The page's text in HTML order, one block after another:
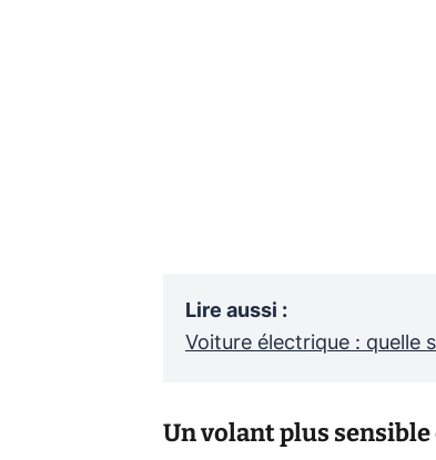
Lire aussi :
Voiture électrique : quelle
Un volant plus